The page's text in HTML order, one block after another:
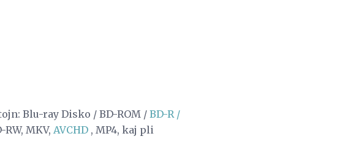
Blu-ray Disko / BD-ROM /BD-R /
MKV, AVCHD , MP4, kaj pli